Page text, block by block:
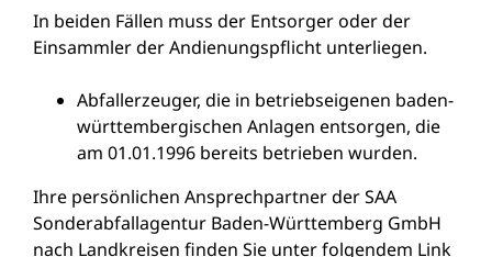
In beiden Fällen muss der Entsorger oder der
Einsammler der Andienungspflicht unterliegen.
Abfallerzeuger, die in betriebseigenen baden-
württembergischen Anlagen entsorgen, die
am 01.01.1996 bereits betrieben wurden.
Ihre persönlichen Ansprechpartner der SAA
Sonderabfallagentur Baden-Württemberg GmbH
nach Landkreisen finden Sie unter folgendem Link